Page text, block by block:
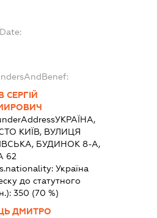
СЕРГІЙ
УКРАЇНА,
КИЇВ, ВУЛИЦЯ
БУДИНОК 8-А,
62
Україна
до статутного
350 (70 %)
ДМИТРО